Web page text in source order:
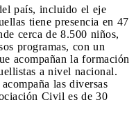
país, incluido el eje
tiene presencia en 47
cerca de 8.500 niños,
programas, con un
acompañan la formación
a nivel nacional.
las diversas
Civil es de 30